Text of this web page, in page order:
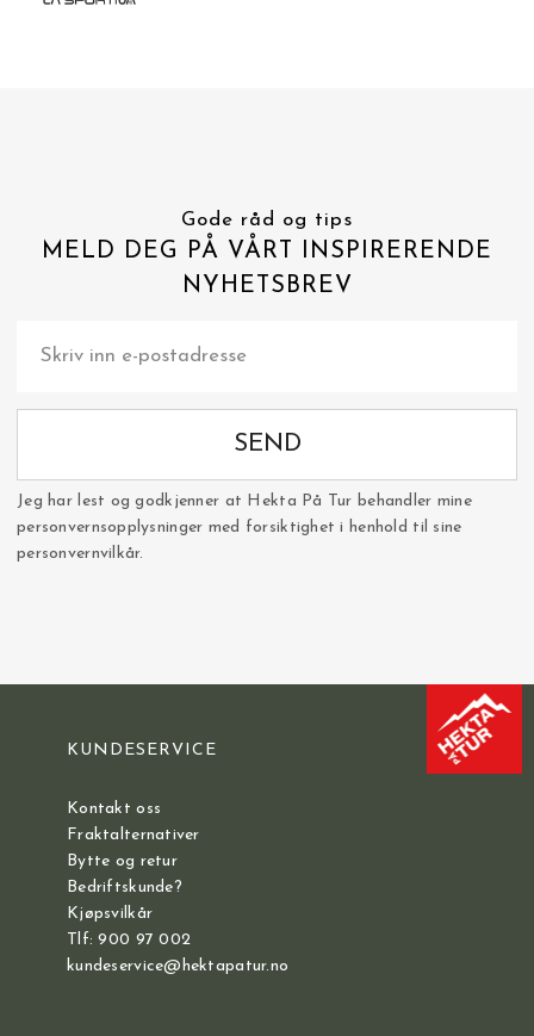
Gode råd og tips
MELD DEG PÅ VÅRT INSPIRERENDE
NYHETSBREV
SEND
Jeg har lest og godkjenner at Hekta På Tur behandler mine
personvernsopplysninger med forsiktighet i henhold til sine
personvernvilkår.
KUNDESERVICE
Kontakt oss
Fraktalternativer
Bytte og retur
Bedriftskunde?
Kjøpsvilkår
Tlf: 900 97 002
kundeservice@hektapatur.no